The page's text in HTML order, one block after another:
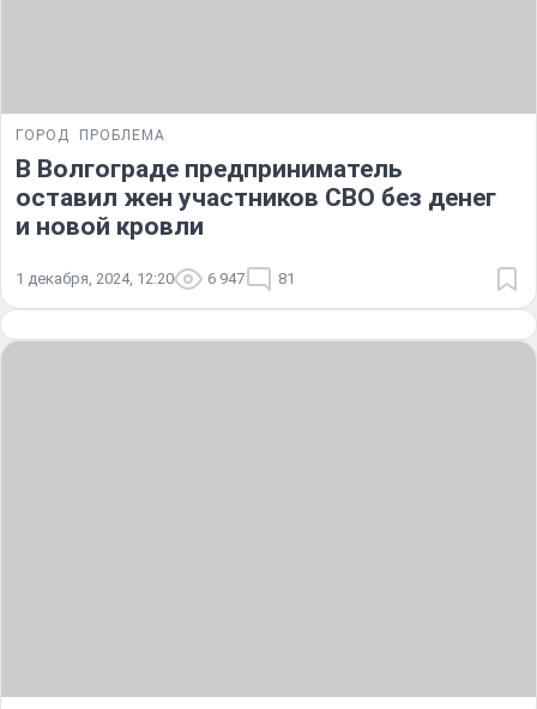
ГОРОД ПРОБЛЕМА
В Волгограде предприниматель
оставил жен участников СВО без денег
и новой кровли
1 декабря, 2024, 12:20 6 947 81